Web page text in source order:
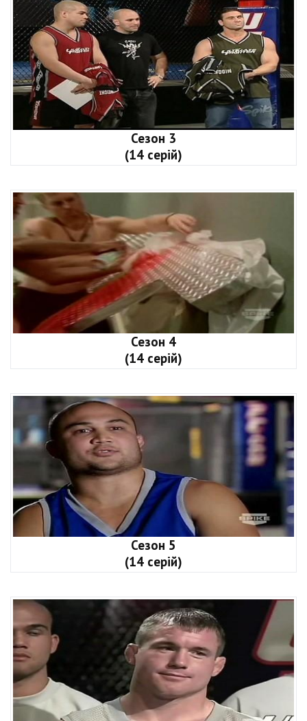
Сезон 3
(14 серій)
Сезон 4
(14 серій)
Сезон 5
(14 серій)